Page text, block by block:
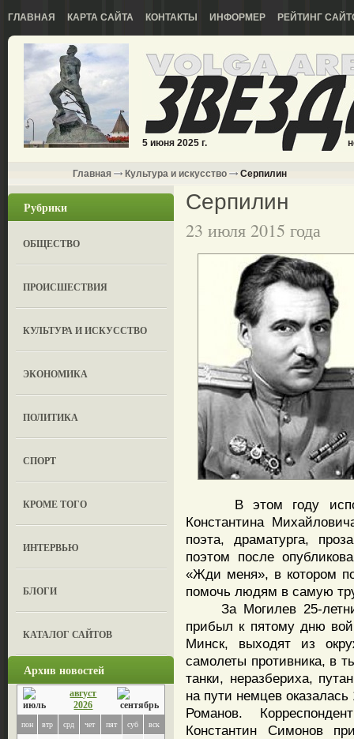
ГЛАВНАЯ КАРТА САЙТА КОНТАКТЫ ИНФОРМЕР РЕЙТИНГ
5 июня 2025 г.
Главная Культура и искусство Серпилин
Рубрики
ОБЩЕСТВО
ПРОИСШЕСТВИЯ
КУЛЬТУРА И ИСКУССТВО
ЭКОНОМИКА
ПОЛИТИКА
СПОРТ
КРОМЕ ТОГО
ИНТЕРВЬЮ
БЛОГИ
КАТАЛОГ САЙТОВ
Архив новостей
август
2026
пон втр срд чет пят суб вск
Серпилин
23 июля 2015 года
В этом году
Константина
поэта, драматурга,
поэтом после
«Жди меня», в котором
помочь людям в самую
За Могилев 25-летний
прибыл к пятому дню
Минск, выходят из
самолеты противника, в
танки, неразбериха,
на пути немцев
Романов.
Константин Симонов